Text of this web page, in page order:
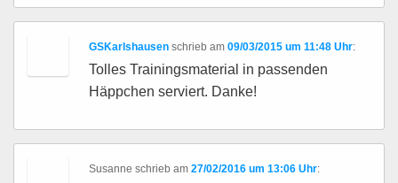
GSKarlshausen schrieb am09/03/2015 um 11:48 Uhr:
Tolles Trainingsmaterial in passenden
Häppchen serviert. Danke!
Susanne schrieb am27/02/2016 um 13:06 Uhr: